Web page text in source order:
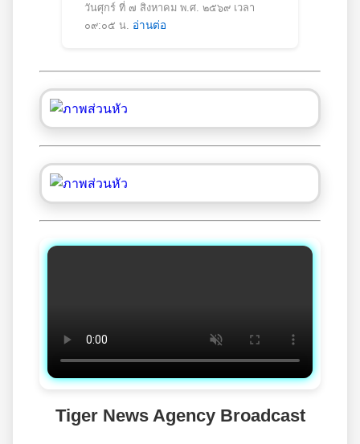
วันศุกร์ ที่ ๗ สิงหาคม พ.ศ. ๒๕๖๙ เวลา
๐๙:๐๕ น. อ่านต่อ
Tiger News Agency Broadcast